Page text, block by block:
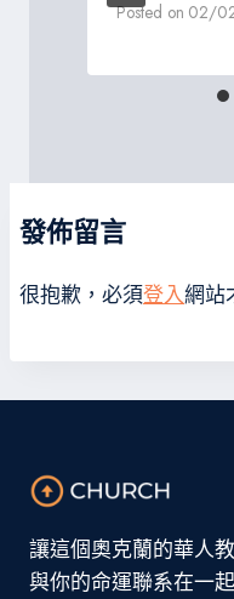
Posted on 02/
發佈留言
很抱歉，必須登入網站
讓這個奧克蘭的華人
與你的命運聯系在一起